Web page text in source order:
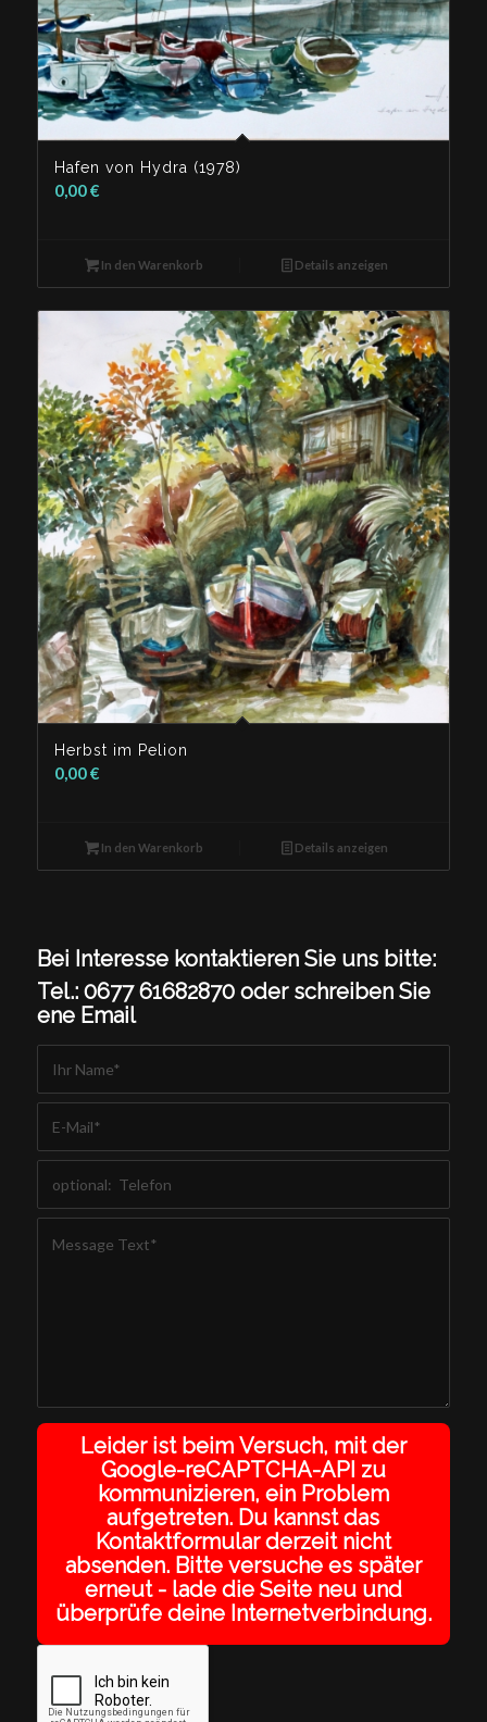
Hafen von Hydra (1978)
0,00€
In den Warenkorb Details anzeigen
Herbst im Pelion
0,00€
In den Warenkorb Details anzeigen
Bei Interesse kontaktieren Sie uns bitte:
Tel.: 0677 61682870 oder schreiben Sie
ene Email
Leider ist beim Versuch, mit der
Google-reCAPTCHA-API zu
kommunizieren, ein Problem
aufgetreten. Du kannst das
Kontaktformular derzeit nicht
absenden. Bitte versuche es später
erneut - lade die Seite neu und
überprüfe deine Internetverbindung.